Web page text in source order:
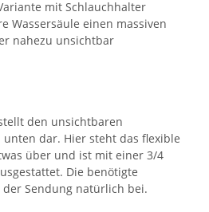
mit Schlauchhalter
Wassersäule einen massiven
nahezu unsichtbar
den unsichtbaren
unten dar. Hier steht das flexible
über und ist mit einer 3/4
Die benötigte
Sendung natürlich bei.